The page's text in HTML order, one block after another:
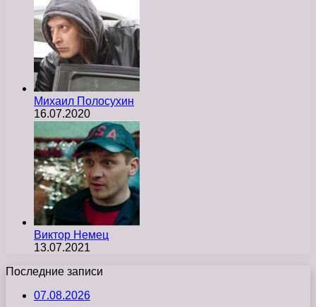
Михаил Полосухин
16.07.2020
Виктор Немец
13.07.2021
Последние записи
07.08.2026